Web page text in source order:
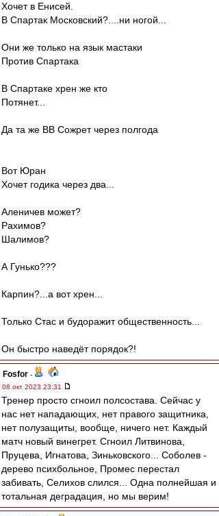
Хочет в Енисей.
В Спартак Московский?....ни ногой...
Они же только на язык мастаки
Против Спартака
В Спартаке хрен же кто
Потянет...
Да та же ВВ Сожрет через полгода
Вот Юран
Хочет годика через два...
Аленичев может?
Рахимов?
Шалимов?
А Гунько???
Карпин?...а вот хрен...
Только Стас и будоражит общественность...
Он быстро наведёт порядок?!
Fosfor -
08 окт 2023 23:31
Тренер просто сгноил полсостава. Сейчас у
нас нет нападающих, нет правого защитника,
нет полузащиты, вообще, ничего нет. Каждый
матч новый винегрет. Сгноил Литвинова,
Пруцева, Игнатова, Зиньковского... Соболев -
дерево психбольное, Промес перестал
забивать, Селихов слился... Одна полнейшая и
тотальная деградация, но мы верим!